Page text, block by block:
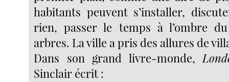
habitants peuvent s’installer,
rien, passer le temps à l’ombre
arbres. La ville a pris des allures de
Dans son grand livre-monde,
Sinclair écrit :